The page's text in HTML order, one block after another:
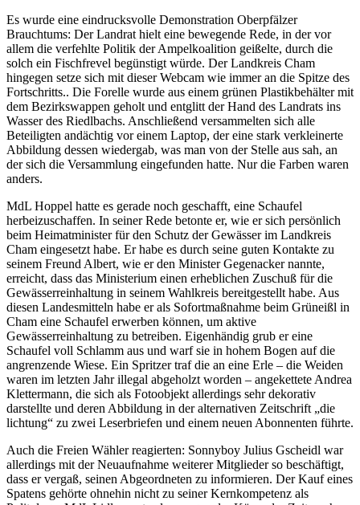
Es wurde eine eindrucksvolle Demonstration Oberpfälzer
Brauchtums: Der Landrat hielt eine bewegende Rede, in der vor
allem die verfehlte Politik der Ampelkoalition geißelte, durch die
solch ein Fischfrevel begünstigt würde. Der Landkreis Cham
hingegen setze sich mit dieser Webcam wie immer an die Spitze des
Fortschritts.. Die Forelle wurde aus einem grünen Plastikbehälter mit
dem Bezirkswappen geholt und entglitt der Hand des Landrats ins
Wasser des Riedlbachs. Anschließend versammelten sich alle
Beteiligten andächtig vor einem Laptop, der eine stark verkleinerte
Abbildung dessen wiedergab, was man von der Stelle aus sah, an
der sich die Versammlung eingefunden hatte. Nur die Farben waren
anders.
MdL Hoppel hatte es gerade noch geschafft, eine Schaufel
herbeizuschaffen. In seiner Rede betonte er, wie er sich persönlich
beim Heimatminister für den Schutz der Gewässer im Landkreis
Cham eingesetzt habe. Er habe es durch seine guten Kontakte zu
seinem Freund Albert, wie er den Minister Gegenacker nannte,
erreicht, dass das Ministerium einen erheblichen Zuschuß für die
Gewässerreinhaltung in seinem Wahlkreis bereitgestellt habe. Aus
diesen Landesmitteln habe er als Sofortmaßnahme beim Grüneißl in
Cham eine Schaufel erwerben können, um aktive
Gewässerreinhaltung zu betreiben. Eigenhändig grub er eine
Schaufel voll Schlamm aus und warf sie in hohem Bogen auf die
angrenzende Wiese. Ein Spritzer traf die an eine Erle – die Weiden
waren im letzten Jahr illegal abgeholzt worden – angekettete Andrea
Klettermann, die sich als Fotoobjekt allerdings sehr dekorativ
darstellte und deren Abbildung in der alternativen Zeitschrift „die
lichtung“ zu zwei Leserbriefen und einem neuen Abonnenten führte.
Auch die Freien Wähler reagierten: Sonnyboy Julius Gscheidl war
allerdings mit der Neuaufnahme weiterer Mitglieder so beschäftigt,
dass er vergaß, seinen Abgeordneten zu informieren. Der Kauf eines
Spatens gehörte ohnehin nicht zu seiner Kernkompetenz als